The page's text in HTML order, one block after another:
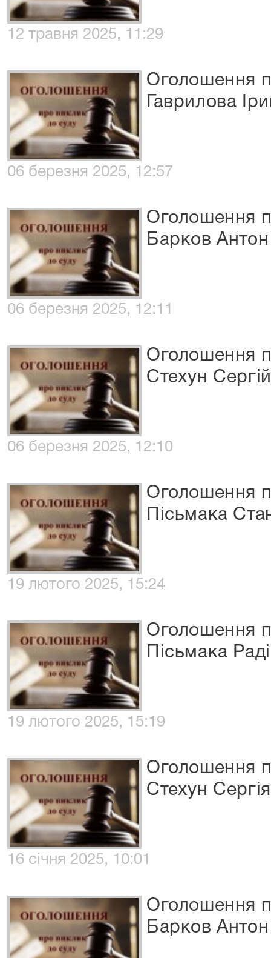
12 травня 2025, 11:29
Оголошення
Гаврилова
06 березня 2025, 12:57
Оголошення
Барков
06 березня 2025, 12:11
Оголошення
Стехун
06 березня 2025, 12:10
Оголошення
Пісьмака
19 лютого 2025, 15:24
Оголошення
Пісьмака
19 лютого 2025, 15:19
Оголошення
Стехун
16 січня 2025, 10:01
Оголошення
Барков